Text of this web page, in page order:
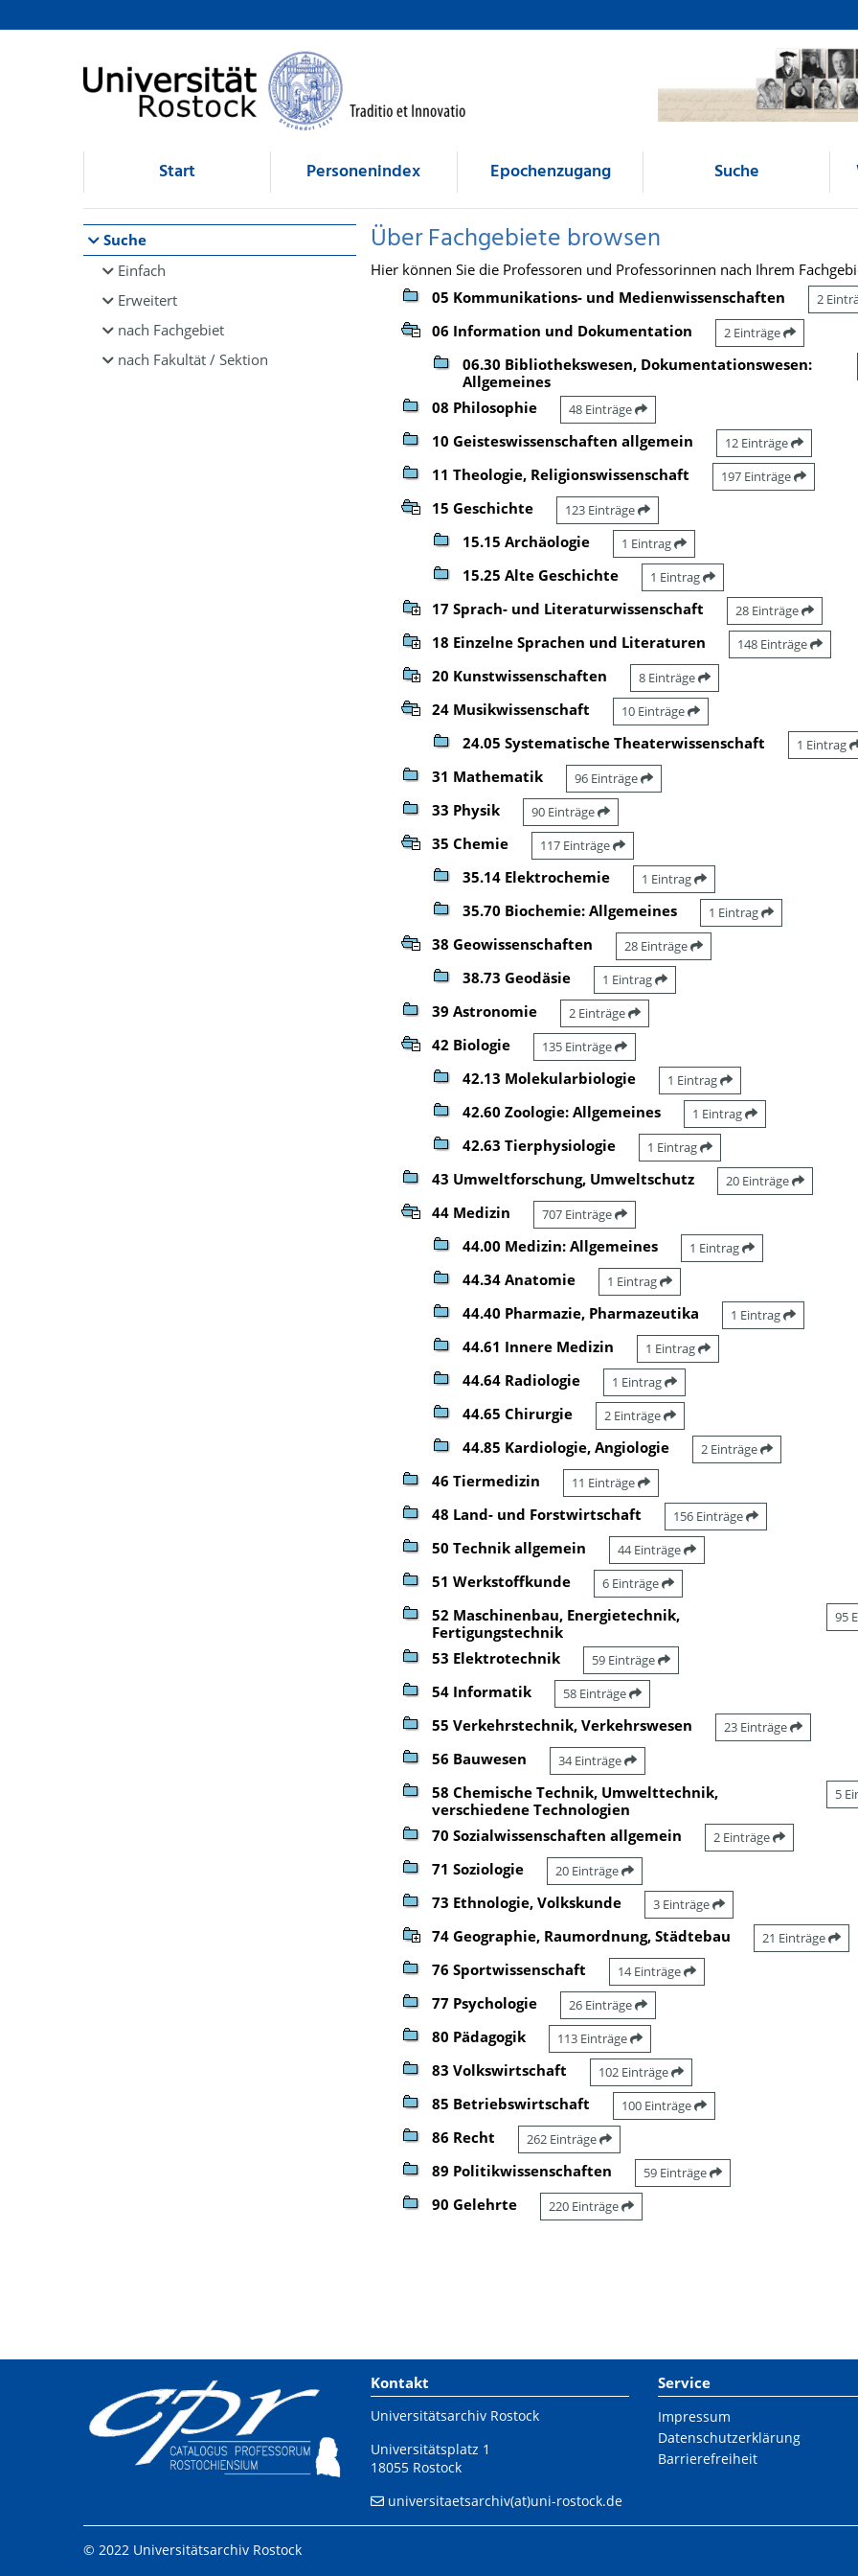
Browsen
direkt zum Inhalt
Start Personenindex Epochenzugang Suche
Suche
Einfach
Erweitert
nach Fachgebiet
nach Fakultät / Sektion
Über Fachgebiete browsen
Hier können Sie die Professoren und Professorinnen nach Ihrem
05 Kommunikations- und Medienwissenschaften
2
06 Information und Dokumentation 2 Einträge
06.30 Bibliothekswesen, Dokumentationswesen:
Allgemeines
08 Philosophie 48 Einträge
10 Geisteswissenschaften allgemein 12 Einträge
11 Theologie, Religionswissenschaft 197 Einträge
15 Geschichte 123 Einträge
15.15 Archäologie 1 Eintrag
15.25 Alte Geschichte 1 Eintrag
17 Sprach- und Literaturwissenschaft 28 Einträge
18 Einzelne Sprachen und Literaturen 148 Einträge
20 Kunstwissenschaften 8 Einträge
24 Musikwissenschaft 10 Einträge
24.05 Systematische Theaterwissenschaft 1 Eintrag
31 Mathematik 96 Einträge
33 Physik 90 Einträge
35 Chemie 117 Einträge
35.14 Elektrochemie 1 Eintrag
35.70 Biochemie: Allgemeines 1 Eintrag
38 Geowissenschaften 28 Einträge
38.73 Geodäsie 1 Eintrag
39 Astronomie 2 Einträge
42 Biologie 135 Einträge
42.13 Molekularbiologie 1 Eintrag
42.60 Zoologie: Allgemeines 1 Eintrag
42.63 Tierphysiologie 1 Eintrag
43 Umweltforschung, Umweltschutz 20 Einträge
44 Medizin 707 Einträge
44.00 Medizin: Allgemeines 1 Eintrag
44.34 Anatomie 1 Eintrag
44.40 Pharmazie, Pharmazeutika 1 Eintrag
44.61 Innere Medizin 1 Eintrag
44.64 Radiologie 1 Eintrag
44.65 Chirurgie 2 Einträge
44.85 Kardiologie, Angiologie 2 Einträge
46 Tiermedizin 11 Einträge
48 Land- und Forstwirtschaft 156 Einträge
50 Technik allgemein 44 Einträge
51 Werkstoffkunde 6 Einträge
52 Maschinenbau, Energietechnik,
Fertigungstechnik
95
53 Elektrotechnik 59 Einträge
54 Informatik 58 Einträge
55 Verkehrstechnik, Verkehrswesen 23 Einträge
56 Bauwesen 34 Einträge
58 Chemische Technik, Umwelttechnik,
verschiedene Technologien
5
70 Sozialwissenschaften allgemein 2 Einträge
71 Soziologie 20 Einträge
73 Ethnologie, Volkskunde 3 Einträge
74 Geographie, Raumordnung, Städtebau 21 Einträge
76 Sportwissenschaft 14 Einträge
77 Psychologie 26 Einträge
80 Pädagogik 113 Einträge
83 Volkswirtschaft 102 Einträge
85 Betriebswirtschaft 100 Einträge
86 Recht 262 Einträge
89 Politikwissenschaften 59 Einträge
90 Gelehrte 220 Einträge
Kontakt
Universitätsarchiv Rostock
Universitätsplatz 1
18055 Rostock
universitaetsarchiv(at)uni-rostock.de
Service
Impressum
Datenschutzerklärung
Barrierefreiheit
© 2022 Universitätsarchiv Rostock